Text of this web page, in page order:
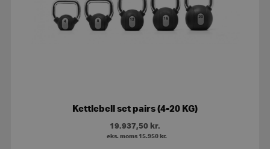
Kettlebell set pairs (4-20 KG)
19.937,50 kr.
eks. moms 15.950 kr.